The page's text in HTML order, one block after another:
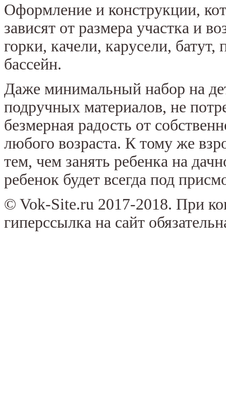
Оформление и конструкции,
зависят от размера участка и
горки, качели, карусели,
бассейн.
Даже минимальный набор на
подручных материалов, не
безмерная радость от
любого возраста. К тому же
тем, чем занять ребенка на
ребенок будет всегда под
© Vok-Site.ru 2017-2018. При
гиперссылка на сайт